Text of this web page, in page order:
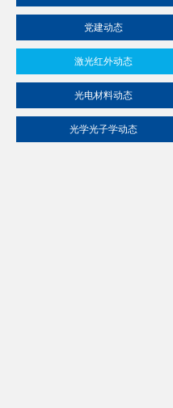
党建动态
激光红外动态
光电材料动态
光学光子学动态